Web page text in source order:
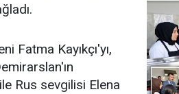
Fatma Kayıkçı'yı,
Rus sevgilisi Elena